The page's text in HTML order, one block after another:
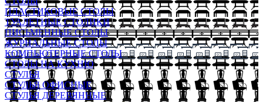
ПЛАСТИКОВЫЕ СТОЛЫ
ТУАЛЕТНЫЕ СТОЛИКИ
ПИСЬМЕННЫЕ СТОЛЫ
ЖУРНАЛЬНЫЕ СТОЛЫ
КОМПЬЮТЕРНЫЕ СТОЛЫ
СТОЛЫ НА КУХНЮ
СТУЛЬЯ
СТУЛЬЯ ОФИСНЫЕ
СТУЛЬЯ ДЕРЕВЯННЫЕ